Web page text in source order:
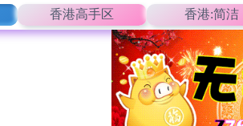
香港高手区 香港:简洁